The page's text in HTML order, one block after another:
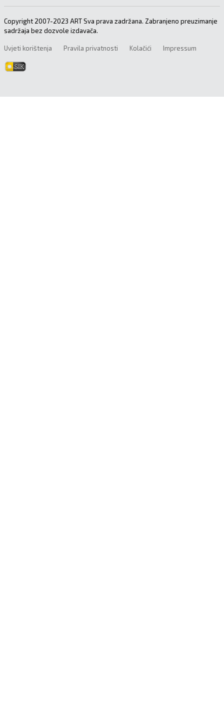
Copyright 2007-2023 ART Sva prava zadržana. Zabranjeno preuzimanje
sadržaja bez dozvole izdavača.
Uvjeti korištenja Pravila privatnosti Kolačići Impressum